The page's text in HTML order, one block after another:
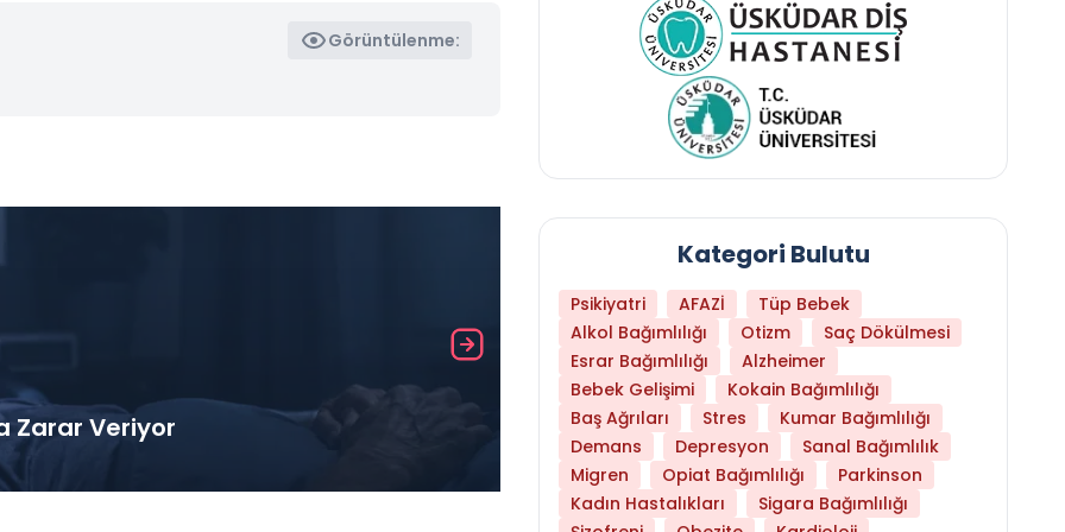
Görüntülenme:
Zarar Veriyor Libido Yüksekliği
Kategori Bulutu
Psikiyatri AFAZİ
Tüp Bebek
Alkol Bağımlılığı
Otizm
Saç Dökülmesi
Esrar Bağımlılığı
Alzheimer
Bebek Gelişimi
Kokain Bağımlılığı
Baş Ağrıları
Stres
Kumar Bağımlılığı
Demans
Depresyon
Sanal Bağımlılık
Migren
Opiat Bağımlılığı
Parkinson
Kadın Hastalıkları
Sigara Bağımlılığı